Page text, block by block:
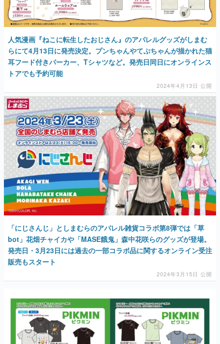
人気漫画『ねこに転生したおじさん』のアパレルグッズがしまむ
らにて4月13日に発売決定。プンちゃんやてぷちゃんが描かれた猫
耳フード付きパーカー、Tシャツなど。発売日同日にオンラインス
トアでも予約可能
2024年4月13日 公開
「にじさんじ」としまむらのアパレル雑貨コラボ第8弾では「草
bot」花畑チャイカや「MASE餓鬼」森中花咲らのグッズが登場。
発売日・3月23日には過去の一部コラボ品に関するオンライン受注
販売もスタート
2024年3月15日 公開